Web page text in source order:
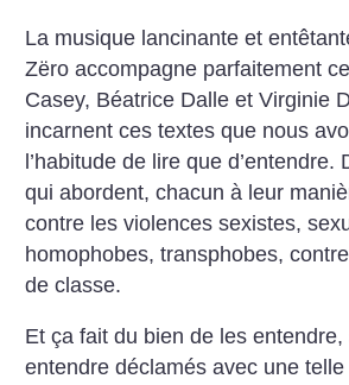
La musique lancinante et
Zëro accompagne parfaitement
Casey, Béatrice Dalle et Virginie
incarnent ces textes que nous
l’habitude de lire que d’entendre.
qui abordent, chacun à leur
contre les violences sexistes,
homophobes, transphobes,
de classe.
Et ça fait du bien de les
entendre déclamés avec une